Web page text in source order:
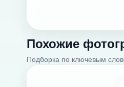
Похожие
Подборка по ключевым